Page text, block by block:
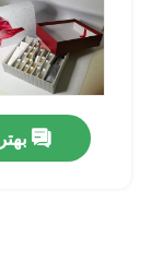
جعبه راه راه
جعبه بسته